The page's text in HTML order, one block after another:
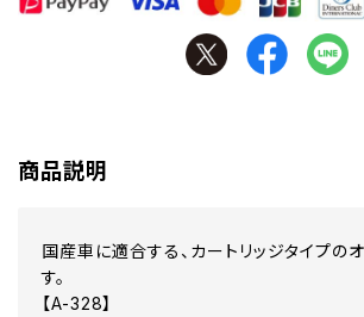
商品説明
国産車に適合する、カートリッジタイプの
す。
【A-328】